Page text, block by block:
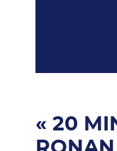
« 20